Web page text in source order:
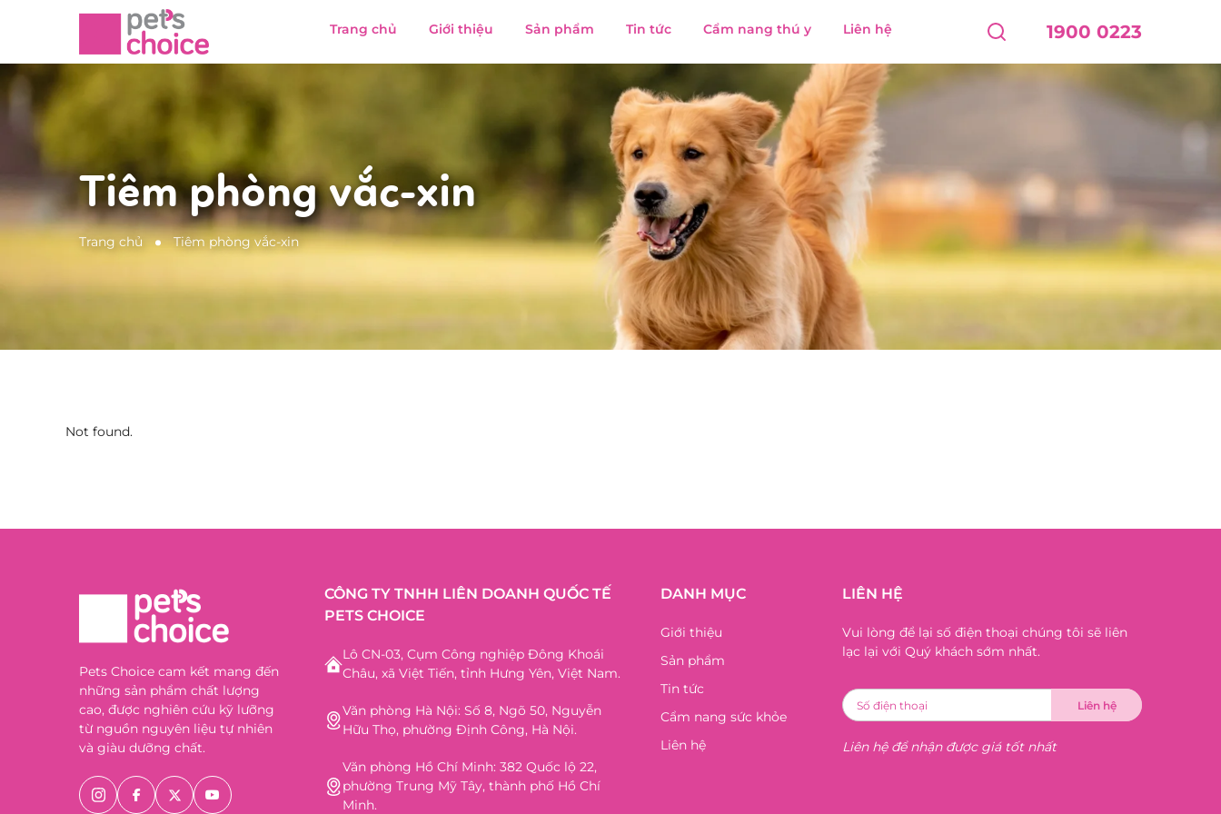
Trang chủ Giới thiệu Sản phẩm Tin tức Cẩm nang thú y Liên hệ 1900 0223
Tiêm phòng vắc-xin
Trang chủ Tiêm phòng vắc-xin
Not found.
Pets Choice cam kết mang đến
những sản phẩm chất lượng
cao, được nghiên cứu kỹ lưỡng
từ nguồn nguyên liệu tự nhiên
và giàu dưỡng chất.
CÔNG TY TNHH LIÊN DOANH QUỐC TẾ
PETS CHOICE
Lô CN-03, Cụm Công nghiệp Đông Khoái
Châu, xã Việt Tiến, tỉnh Hưng Yên, Việt Nam.
Văn phòng Hà Nội: Số 8, Ngõ 50, Nguyễn
Hữu Thọ, phường Định Công, Hà Nội.
Văn phòng Hồ Chí Minh: 382 Quốc lộ 22,
phường Trung Mỹ Tây, thành phố Hồ Chí
Minh.
DANH MỤC
Giới thiệu
Sản phẩm
Tin tức
Cẩm nang sức khỏe
Liên hệ
LIÊN HỆ
Vui lòng để lại số điện thoại chúng tôi sẽ liên
lạc lại với Quý khách sớm nhất.
Liên hệ để nhận được giá tốt nhất